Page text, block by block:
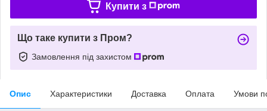
Купити з
Що таке купити з Пром?
Замовлення під захистом
Опис Характеристики Доставка Оплата Умови